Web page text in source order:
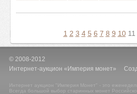
1 2 3 4 5 6 7 8 9 10 11
© 2008-2012
Интернет-аукцион «Империя монет»
Интернет аукцион "Империя Монет" - это
Всегда большой выбор старинных монет